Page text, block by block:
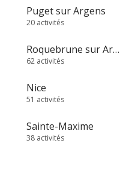
Puget sur Argens
20 activités
Roquebrune sur Argens
62 activités
Nice
51 activités
Sainte-Maxime
38 activités